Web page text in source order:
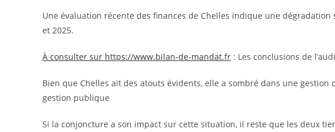
Une évaluation récente des finances de Chelles indique une
et 2025.
À consulter sur https://www.bilan-de-mandat.fr : Les conclusions de
Bien que Chelles ait des atouts évidents, elle a sombré dans une
gestion publique
Si la conjoncture a son impact sur cette situation, il reste que les deux